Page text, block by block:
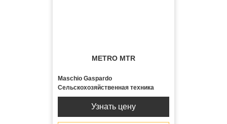
METRO MTR
Maschio Gaspardo
Сельскохозяйственная техника
Узнать цену